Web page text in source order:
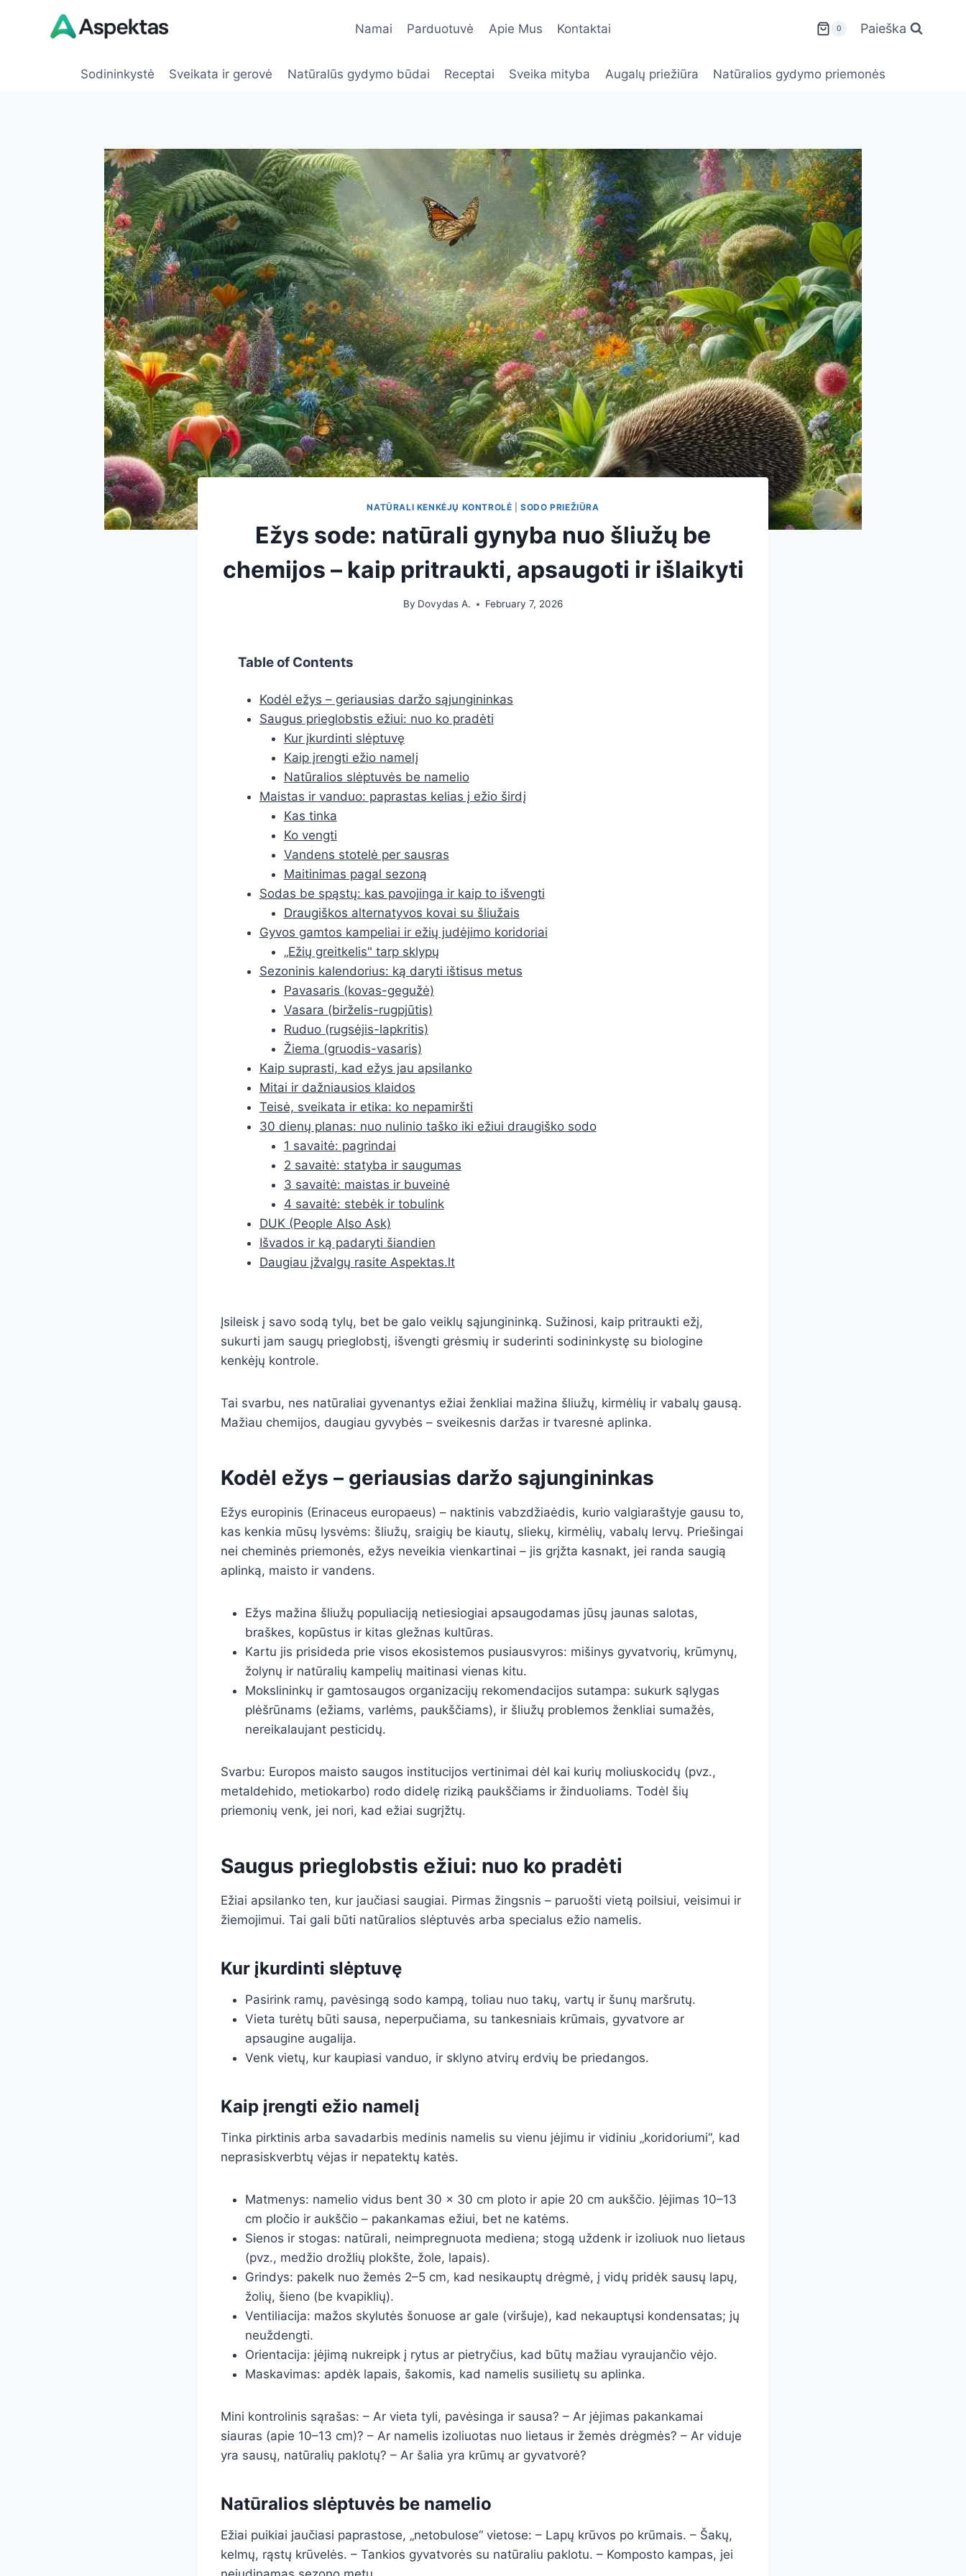
Namai Parduotuvė Apie Mus Kontaktai 0 Paieška
Sodininkystė Sveikata ir gerovė Natūralūs gydymo būdai Receptai Sveika mityba Augalų priežiūra Natūralios gydymo priemonės
NATŪRALI KENKĖJŲ KONTROLĖ |SODO PRIEŽIŪRA
Ežys sode: natūrali gynyba nuo šliužų be
chemijos – kaip pritraukti, apsaugoti ir išlaikyti
By Dovydas A. February 7, 2026
Table of Contents
Kodėl ežys – geriausias daržo sąjungininkas
Saugus prieglobstis ežiui: nuo ko pradėti
Kur įkurdinti slėptuvę
Kaip įrengti ežio namelį
Natūralios slėptuvės be namelio
Maistas ir vanduo: paprastas kelias į ežio širdį
Kas tinka
Ko vengti
Vandens stotelė per sausras
Maitinimas pagal sezoną
Sodas be spąstų: kas pavojinga ir kaip to išvengti
Draugiškos alternatyvos kovai su šliužais
Gyvos gamtos kampeliai ir ežių judėjimo koridoriai
„Ežių greitkelis" tarp sklypų
Sezoninis kalendorius: ką daryti ištisus metus
Pavasaris (kovas-gegužė)
Vasara (birželis-rugpjūtis)
Ruduo (rugsėjis-lapkritis)
Žiema (gruodis-vasaris)
Kaip suprasti, kad ežys jau apsilanko
Mitai ir dažniausios klaidos
Teisė, sveikata ir etika: ko nepamiršti
30 dienų planas: nuo nulinio taško iki ežiui draugiško sodo
1 savaitė: pagrindai
2 savaitė: statyba ir saugumas
3 savaitė: maistas ir buveinė
4 savaitė: stebėk ir tobulink
DUK (People Also Ask)
Išvados ir ką padaryti šiandien
Daugiau įžvalgų rasite Aspektas.lt
Įsileisk į savo sodą tylų, bet be galo veiklų sąjungininką. Sužinosi, kaip pritraukti ežį,
sukurti jam saugų prieglobstį, išvengti grėsmių ir suderinti sodininkystę su biologine
kenkėjų kontrole.
Tai svarbu, nes natūraliai gyvenantys ežiai ženkliai mažina šliužų, kirmėlių ir vabalų gausą.
Mažiau chemijos, daugiau gyvybės – sveikesnis daržas ir tvaresnė aplinka.
Kodėl ežys – geriausias daržo sąjungininkas
Ežys europinis (Erinaceus europaeus) – naktinis vabzdžiaėdis, kurio valgiaraštyje gausu to,
kas kenkia mūsų lysvėms: šliužų, sraigių be kiautų, sliekų, kirmėlių, vabalų lervų. Priešingai
nei cheminės priemonės, ežys neveikia vienkartinai – jis grįžta kasnakt, jei randa saugią
aplinką, maisto ir vandens.
Ežys mažina šliužų populiaciją netiesiogiai apsaugodamas jūsų jaunas salotas,
braškes, kopūstus ir kitas gležnas kultūras.
Kartu jis prisideda prie visos ekosistemos pusiausvyros: mišinys gyvatvorių, krūmynų,
žolynų ir natūralių kampelių maitinasi vienas kitu.
Mokslininkų ir gamtosaugos organizacijų rekomendacijos sutampa: sukurk sąlygas
plėšrūnams (ežiams, varlėms, paukščiams), ir šliužų problemos ženkliai sumažės,
nereikalaujant pesticidų.
Svarbu: Europos maisto saugos institucijos vertinimai dėl kai kurių moliuskocidų (pvz.,
metaldehido, metiokarbo) rodo didelę riziką paukščiams ir žinduoliams. Todėl šių
priemonių venk, jei nori, kad ežiai sugrįžtų.
Saugus prieglobstis ežiui: nuo ko pradėti
Ežiai apsilanko ten, kur jaučiasi saugiai. Pirmas žingsnis – paruošti vietą poilsiui, veisimui ir
žiemojimui. Tai gali būti natūralios slėptuvės arba specialus ežio namelis.
Kur įkurdinti slėptuvę
Pasirink ramų, pavėsingą sodo kampą, toliau nuo takų, vartų ir šunų maršrutų.
Vieta turėtų būti sausa, neperpučiama, su tankesniais krūmais, gyvatvore ar
apsaugine augalija.
Venk vietų, kur kaupiasi vanduo, ir sklyno atvirų erdvių be priedangos.
Kaip įrengti ežio namelį
Tinka pirktinis arba savadarbis medinis namelis su vienu įėjimu ir vidiniu „koridoriumi“, kad
neprasiskverbtų vėjas ir nepatektų katės.
Matmenys: namelio vidus bent 30 × 30 cm ploto ir apie 20 cm aukščio. Įėjimas 10–13
cm pločio ir aukščio – pakankamas ežiui, bet ne katėms.
Sienos ir stogas: natūrali, neimpregnuota mediena; stogą uždenk ir izoliuok nuo lietaus
(pvz., medžio drožlių plokšte, žole, lapais).
Grindys: pakelk nuo žemės 2–5 cm, kad nesikauptų drėgmė, į vidų pridėk sausų lapų,
žolių, šieno (be kvapiklių).
Ventiliacija: mažos skylutės šonuose ar gale (viršuje), kad nekauptųsi kondensatas; jų
neuždengti.
Orientacija: įėjimą nukreipk į rytus ar pietryčius, kad būtų mažiau vyraujančio vėjo.
Maskavimas: apdėk lapais, šakomis, kad namelis susilietų su aplinka.
Mini kontrolinis sąrašas: – Ar vieta tyli, pavėsinga ir sausa? – Ar įėjimas pakankamai
siauras (apie 10–13 cm)? – Ar namelis izoliuotas nuo lietaus ir žemės drėgmės? – Ar viduje
yra sausų, natūralių paklotų? – Ar šalia yra krūmų ar gyvatvorė?
Natūralios slėptuvės be namelio
Ežiai puikiai jaučiasi paprastose, „netobulose“ vietose: – Lapų krūvos po krūmais. – Šakų,
kelmų, rąstų krūvelės. – Tankios gyvatvorės su natūraliu paklotu. – Komposto kampas, jei